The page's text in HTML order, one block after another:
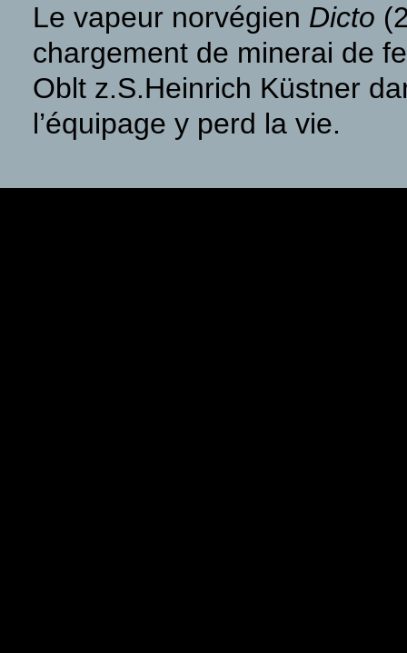
Le vapeur norvégien Dicto
chargement de minerai de
Oblt z.S.Heinrich Küstner
l’équipage y perd la vie.